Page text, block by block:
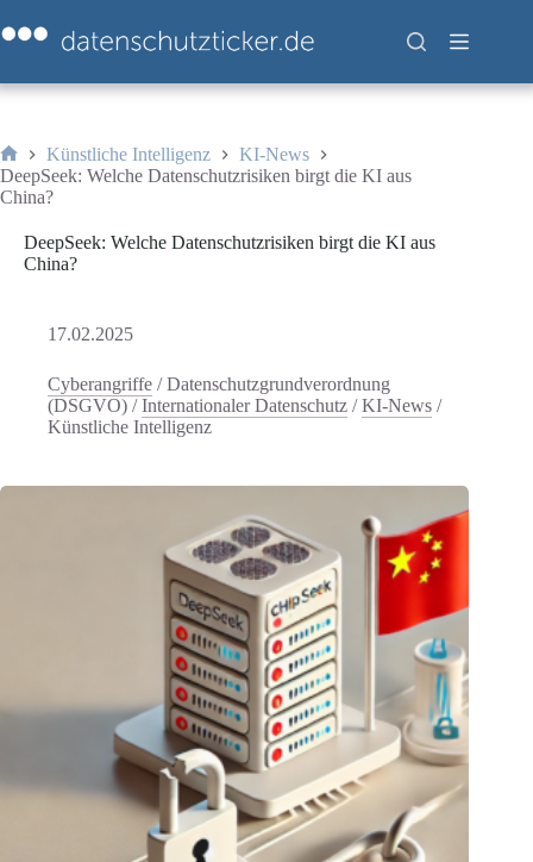
Inhalt
springen
Start
Künstliche Intelligenz
KI-News
DeepSeek: Welche Datenschutzrisiken birgt die KI aus
China?
DeepSeek: Welche Datenschutzrisiken birgt die KI aus
China?
17.02.2025
Cyberangriffe /Datenschutzgrundverordnung
(DSGVO) /Internationaler Datenschutz /KI-News /
Künstliche Intelligenz